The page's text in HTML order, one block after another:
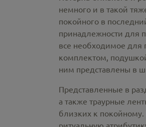
немного и в такой
покойного в
принадлежности для
все необходимое
комплектом,
ним представлены в
Представленные в
а также траурные
близких к покойному.
ритуальную